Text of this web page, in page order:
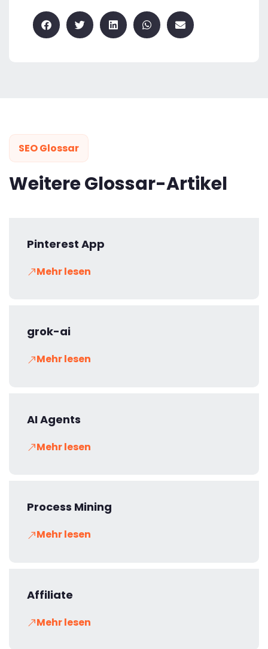
SEO Glossar
Weitere Glossar-Artikel
Pinterest App
Mehr lesen
grok-ai
Mehr lesen
AI Agents
Mehr lesen
Process Mining
Mehr lesen
Affiliate
Mehr lesen